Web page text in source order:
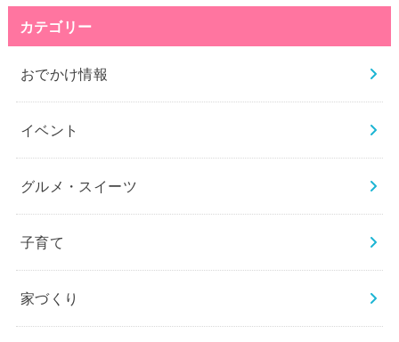
カテゴリー
おでかけ情報
イベント
グルメ・スイーツ
子育て
家づくり